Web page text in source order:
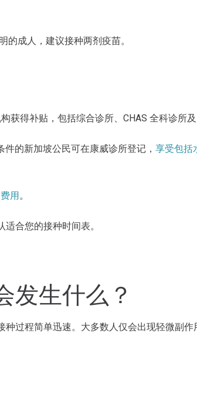
的成人，建议接种两剂疫苗。
得补贴，包括综合诊所、CHAS 全科诊所及
的新加坡公民可在康威诊所登记， 享受包括
用 。
合您的接种时间表。
发生什么？
过程简单迅速。大多数人仅会出现轻微副